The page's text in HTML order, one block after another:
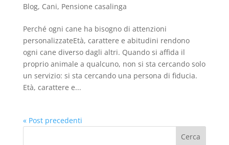
Blog, Cani, Pensione casalinga
Perché ogni cane ha bisogno di attenzioni
personalizzateEtà, carattere e abitudini rendono
ogni cane diverso dagli altri. Quando si affida il
proprio animale a qualcuno, non si sta cercando solo
un servizio: si sta cercando una persona di fiducia.
Età, carattere e...
« Post precedenti
Cerca